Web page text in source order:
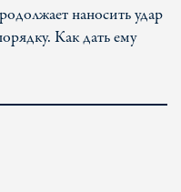
наносить удар
Как дать ему